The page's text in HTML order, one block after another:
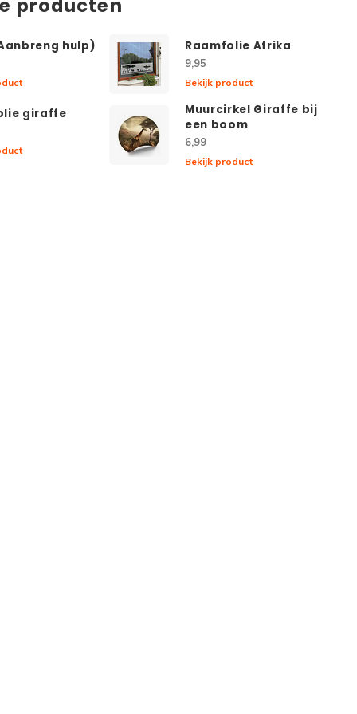
producten
hulp) Raamfolie Afrika
9,95
Bekijk product
giraffe
Muurcirkel Giraffe bij
een boom
6,99
Bekijk product